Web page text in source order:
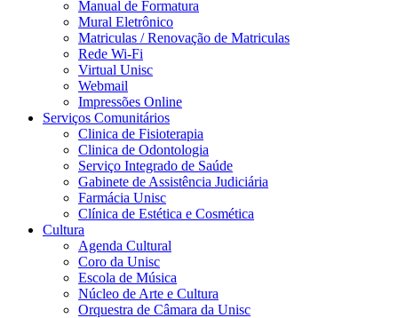
Manual de Formatura
Mural Eletrônico
Matriculas / Renovação de Matriculas
Rede Wi-Fi
Virtual Unisc
Webmail
Impressões Online
Serviços Comunitários
Clinica de Fisioterapia
Clinica de Odontologia
Serviço Integrado de Saúde
Gabinete de Assistência Judiciária
Farmácia Unisc
Clínica de Estética e Cosmética
Cultura
Agenda Cultural
Coro da Unisc
Escola de Música
Núcleo de Arte e Cultura
Orquestra de Câmara da Unisc